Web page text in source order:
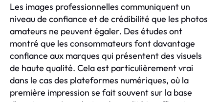
Les images professionnelles communiquent un
niveau de confiance et de crédibilité que les photos
amateurs ne peuvent égaler. Des études ont
montré que les consommateurs font davantage
confiance aux marques qui présentent des visuels
de haute qualité. Cela est particulièrement vrai
dans le cas des plateformes numériques, où la
première impression se fait souvent sur la base